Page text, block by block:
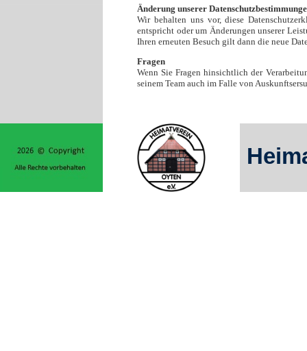
Änderung unserer
Wir behalten uns vor, diese
entspricht oder um Änderungen unserer
Ihren erneuten Besuch gilt dann die neue
Fragen
Wenn Sie Fragen hinsichtlich der
seinem Team auch im Falle von